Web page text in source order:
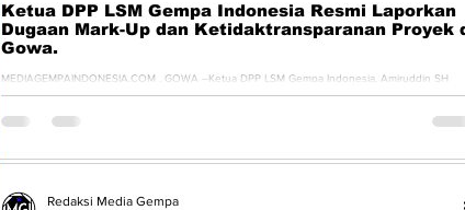
Ketua DPP LSM Gempa Indonesia Resmi Laporkan
Dugaan Mark-Up dan Ketidaktransparanan Proyek
Gowa.
MEDIAGEMPAINDONESIA.COM , GOWA –Ketua DPP LSM Gempa Indonesia, Amiruddin SH
Karaeng Tinggi, resmi melaporkan sejumlah proyek pemerintah...
Redaksi Media Gempa